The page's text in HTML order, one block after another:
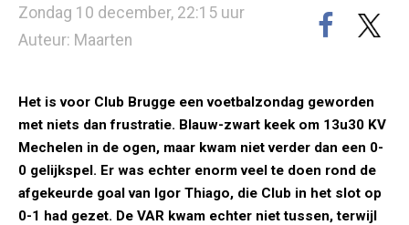
Zondag 10 december, 22:15 uur
Auteur: Maarten
Het is voor Club Brugge een voetbalzondag geworden
met niets dan frustratie. Blauw-zwart keek om 13u30 KV
Mechelen in de ogen, maar kwam niet verder dan een 0-
0 gelijkspel. Er was echter enorm veel te doen rond de
afgekeurde goal van Igor Thiago, die Club in het slot op
0-1 had gezet. De VAR kwam echter niet tussen, terwijl